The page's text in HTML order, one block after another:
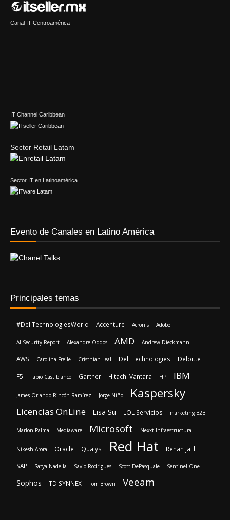
Canal IT Centroamérica
IT Channel Caribbean
Sector Retail Latam
Sector IT en Latinoamérica
Evento de Canales en Latino América
Principales temas
#DellTechnologiesWorld Accenture Acronis Adobe
AI Security Report Alexandre Oddos AMD Andrew Dieckmann
AWS Carolina Freile Cristhian Leal Dell Technologies Deloitte
F5 Fabio Castiblanco Gartner Hitachi Vantara HP IBM
James Orlando Rincón Ramírez Jorge Niño Kaspersky
Licencias OnLine Lisa Su LOL Servicios marketing B2B
Marlon Palma Mediaware Microsoft Nexxt Infraestructura
Nikesh Arora Oracle Qualys Red Hat Rehan Jalil
SAP Satya Nadella Savio Rodrigues Scott DePasquale Sentinel One
Sophos TD SYNNEX Tom Brown Veeam